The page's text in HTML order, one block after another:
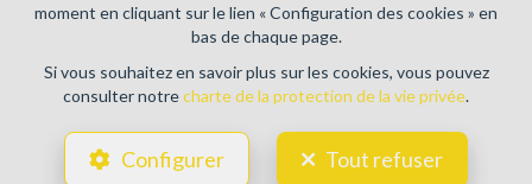
moment en cliquant sur le lien « Configuration des cookies » en
bas de chaque page.
Si vous souhaitez en savoir plus sur les cookies, vous pouvez
consulter notrecharte de la protection de la vie privée.
Configurer Tout refuser
Configuration des cookies
POWERED BY
DESIGNED AND DEVELOPED BY
WEBULOUS.IMMO